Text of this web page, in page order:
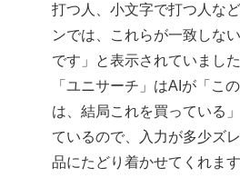
打つ人、小文字で打つ人な
ンでは、これらが一致しな
です」と表示されていました
「ユニサーチ」はAIが「こ
は、結局これを買っている
ているので、入力が多少ズ
品にたどり着かせてくれます